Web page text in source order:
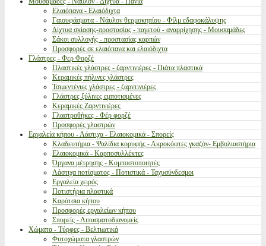
Ελαιόπανα - Ελαιόδιχτα
Γαιουφάσματα - Νάυλον θερμοκηπίου - Φίλμ εδαφοκάλυψης
Δίχτυα σκίασης-προστασίας - παγετού - αναρρίχησης - Μουσαμάδες
Σάκοι συλλογής - προστασίας καρπών
Προσφορές σε ελαιόπανα και ελαιόδιχτα
Γλάστρες - Φερ Φορζέ
Πλαστικές γλάστρες - ζαρντινιέρες - Πιάτα πλαστικά
Κεραμικές πήλινες γλάστρες
Τσιμεντένιες γλάστρες - ζαρντινιέρες
Γλάστρες ξύλινες εμποτισμένες
Κεραμικές Ζαρντινιέρες
Γλαστροθήκες - Φέρ φορζέ
Προσφορές γλαστρών
Εργαλεία κήπου - Λάστιχα - Ελαιοκομικά - Σπορείς
Κλαδευτήρια - Ψαλίδια κορυφής - Ακροκόφτες γκαζόν- Εμβολιαστήρια
Ελαιοκομικά - Καρποσυλλέκτες
Όργανα μέτρησης - Κομποστοποιητές
Λάστιχα ποτίσματος - Ποτιστικά - Ταχυσύνδεσμοι
Εργαλεία χειρός
Ποτιστήρια πλαστικά
Καρότσια κήπου
Προσφορές εργαλείων κήπου
Σπορείς - Λιπασματοδιανομείς
Χώματα - Τύρφες - Βελτιωτικά
Φυτοχώματα γλαστρών